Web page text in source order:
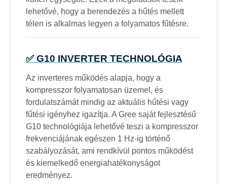
lehetővé, hogy a berendezés a hűtés mellett
télen is alkalmas legyen a folyamatos fűtésre.
✅ G10 INVERTER TECHNOLÓGIA
Az inverteres működés alapja, hogy a
kompresszor folyamatosan üzemel, és
fordulatszámát mindig az aktuális hűtési vagy
fűtési igényhez igazítja. A Gree saját fejlesztésű
G10 technológiája lehetővé teszi a kompresszor
frekvenciájának egészen 1 Hz-ig történő
szabályozását, ami rendkívül pontos működést
és kiemelkedő energiahatékonyságot
eredményez.